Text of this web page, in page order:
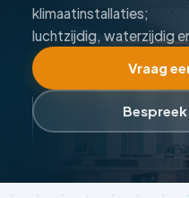
klimaatinstallaties;
luchtzijdig, waterzijdig
Vraag